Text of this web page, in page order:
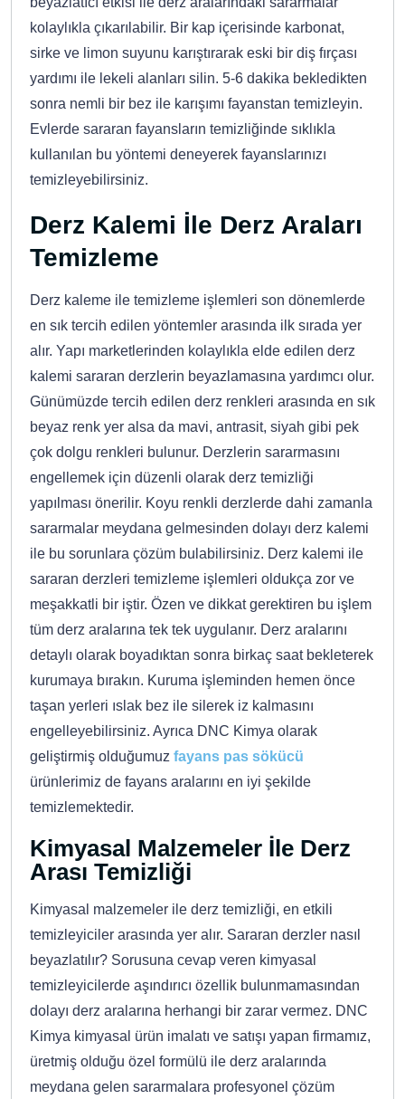
kolaylıkla çıkarılabilir. Bir kap içerisinde karbonat,
sirke ve limon suyunu karıştırarak eski bir diş fırçası
yardımı ile lekeli alanları silin. 5-6 dakika bekledikten
sonra nemli bir bez ile karışımı fayanstan temizleyin.
Evlerde sararan fayansların temizliğinde sıklıkla
kullanılan bu yöntemi deneyerek fayanslarınızı
temizleyebilirsiniz.
Derz Kalemi İle Derz Araları
Temizleme
Derz kaleme ile temizleme işlemleri son dönemlerde
en sık tercih edilen yöntemler arasında ilk sırada yer
alır. Yapı marketlerinden kolaylıkla elde edilen derz
kalemi sararan derzlerin beyazlamasına yardımcı olur.
Günümüzde tercih edilen derz renkleri arasında en sık
beyaz renk yer alsa da mavi, antrasit, siyah gibi pek
çok dolgu renkleri bulunur. Derzlerin sararmasını
engellemek için düzenli olarak derz temizliği
yapılması önerilir. Koyu renkli derzlerde dahi zamanla
sararmalar meydana gelmesinden dolayı derz kalemi
ile bu sorunlara çözüm bulabilirsiniz. Derz kalemi ile
sararan derzleri temizleme işlemleri oldukça zor ve
meşakkatli bir iştir. Özen ve dikkat gerektiren bu işlem
tüm derz aralarına tek tek uygulanır. Derz aralarını
detaylı olarak boyadıktan sonra birkaç saat bekleterek
kurumaya bırakın. Kuruma işleminden hemen önce
taşan yerleri ıslak bez ile silerek iz kalmasını
engelleyebilirsiniz. Ayrıca DNC Kimya olarak
geliştirmiş olduğumuz fayans pas sökücü
ürünlerimiz de fayans aralarını en iyi şekilde
temizlemektedir.
Kimyasal Malzemeler İle Derz
Arası Temizliği
Kimyasal malzemeler ile derz temizliği, en etkili
temizleyiciler arasında yer alır. Sararan derzler nasıl
beyazlatılır? Sorusuna cevap veren kimyasal
temizleyicilerde aşındırıcı özellik bulunmamasından
dolayı derz aralarına herhangi bir zarar vermez. DNC
Kimya kimyasal ürün imalatı ve satışı yapan firmamız,
üretmiş olduğu özel formülü ile derz aralarında
meydana gelen sararmalara profesyonel çözüm